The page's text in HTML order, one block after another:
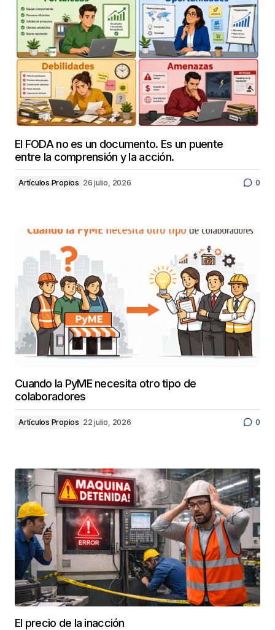
El FODA no es un documento. Es un puente
entre la comprensión y la acción.
Artículos Propios 26 julio, 2026 0
Cuando la PyME necesita otro tipo de
colaboradores
Artículos Propios 22 julio, 2026 0
El precio de la inacción